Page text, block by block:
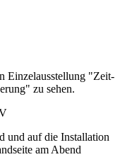
Einzelausstellung "Zeit-
zu sehen.
und auf die Installation
am Abend